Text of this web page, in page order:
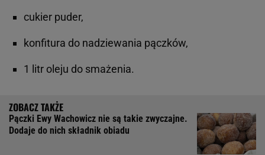
cukier puder,
konfitura do nadziewania pączków,
1 litr oleju do smażenia.
Pączki Ewy Wachowicz nie są takie zwyczajne.
Dodaje do nich składnik obiadu